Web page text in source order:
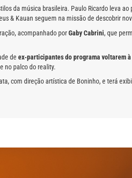
da música brasileira. Paulo Ricardo leva
& Kauan seguem na missão de descobrir
acompanhado porGaby Cabrini, que
de ex-participantes do programa voltarem
no palco do reality.
com direção artística de Boninho, e terá